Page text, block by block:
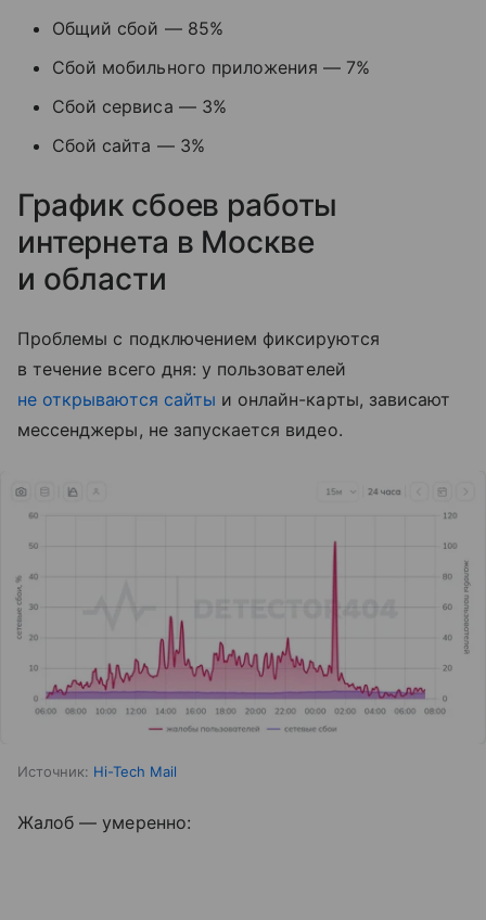
Общий сбой — 85%
Сбой мобильного приложения — 7%
Сбой сервиса — 3%
Сбой сайта — 3%
График сбоев работы
интернета в Москве
и области
Проблемы с подключением фиксируются
в течение всего дня: у пользователей
не открываются сайты и онлайн-карты, зависают
мессенджеры, не запускается видео.
Источник: Hi-Tech Mail
Жалоб — умеренно: